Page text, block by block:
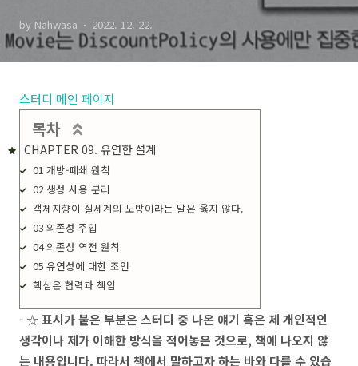
by Nahwasa 2022. 12. 22.
스터디 메인 페이지
목차
CHAPTER 09. 유연한 설계
01 개방-폐쇄 원칙
02 생성 사용 분리
객체지향이 실세계의 모방이라는 말은 옳지 않다.
03 의존성 주입
04 의존성 역전 원칙
05 유연성에 대한 조언
핵심은 협력과 책임
-☆ 표시가 붙은 부분은 스터디 중 나온 얘기 혹은 제 개인적인
생각이나 제가 이해한 방식을 적어놓은 것으로, 책에 나오지 않
는 내용입니다. 따라서 책에서 말하고자 하는 바와 다를 수 있습